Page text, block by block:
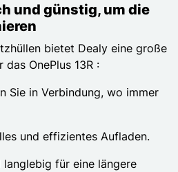
und günstig, um die
bietet Dealy eine große
OnePlus 13R :
Sie in Verbindung, wo immer
und effizientes Aufladen.
für eine längere